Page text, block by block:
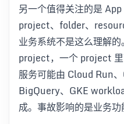
另一个值得关注的是
project、folder、
业务系统不是这么理解
project，一个 project
服务可能由 Cloud Run
BigQuery、GKE
成。事故影响的是业务功